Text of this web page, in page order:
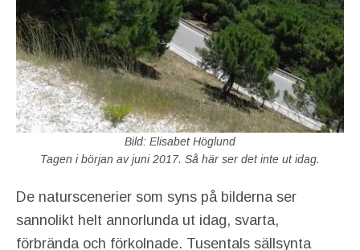
Bild: Elisabet Höglund
Tagen i början av juni 2017. Så här ser det inte ut idag.
De naturscenerier som syns på bilderna ser
sannolikt helt annorlunda ut idag, svarta,
förbrända och förkolnade. Tusentals sällsynta